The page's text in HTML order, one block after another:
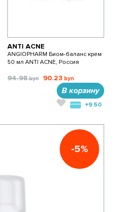
ANTI ACNE
ANGIOPHARM Биом-баланс крем
50 мл ANTI ACNE, Россия
94.98 90.23
В корзину
+9.50
-5%